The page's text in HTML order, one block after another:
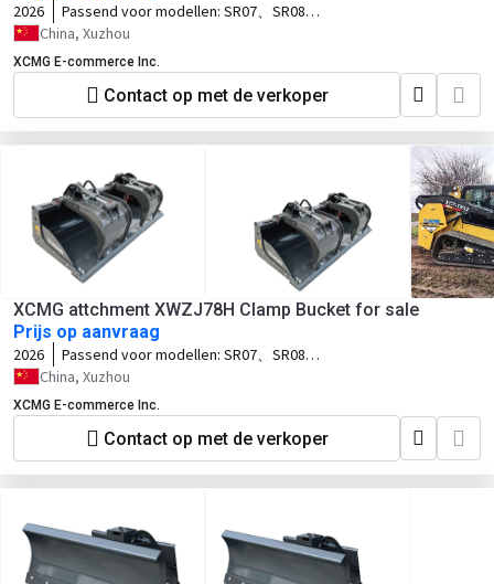
2026 Passend voor modellen: SR07、SR08、
SR10、SR12、SV10、SV12、TV10、
China, Xuzhou
XCMG E-commerce Inc.
Contact op met de verkoper
XCMG attchment XWZJ78H Clamp Bucket for sale
Prijs op aanvraag
2026 Passend voor modellen: SR07、SR08、
SR10、SR12、SV10、SV12、TV10、
China, Xuzhou
XCMG E-commerce Inc.
Contact op met de verkoper